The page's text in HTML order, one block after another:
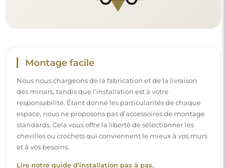
Montage facile
Nous nous chargeons de la fabrication et de la livraison
des miroirs, tandis que l’installation est à votre
responsabilité. Étant donné les particularités de chaque
espace, nous ne proposons pas d’accessoires de montage
standards. Cela vous offre la liberté de sélectionner les
chevilles ou crochets qui conviennent le mieux à vos murs
et à vos besoins.
Lire notre guide d’installation pas à pas.